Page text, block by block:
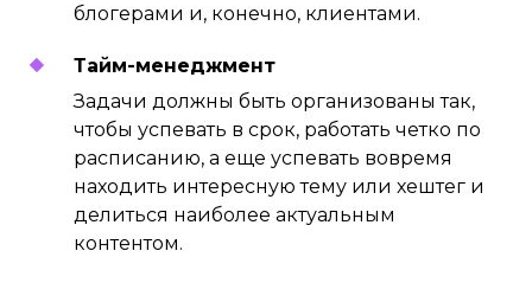
блогерами и, конечно, клиентами.
Тайм-менеджмент
Задачи должны быть организованы так,
чтобы успевать в срок, работать четко по
расписанию, а еще успевать вовремя
находить интересную тему или хештег и
делиться наиболее актуальным
контентом.